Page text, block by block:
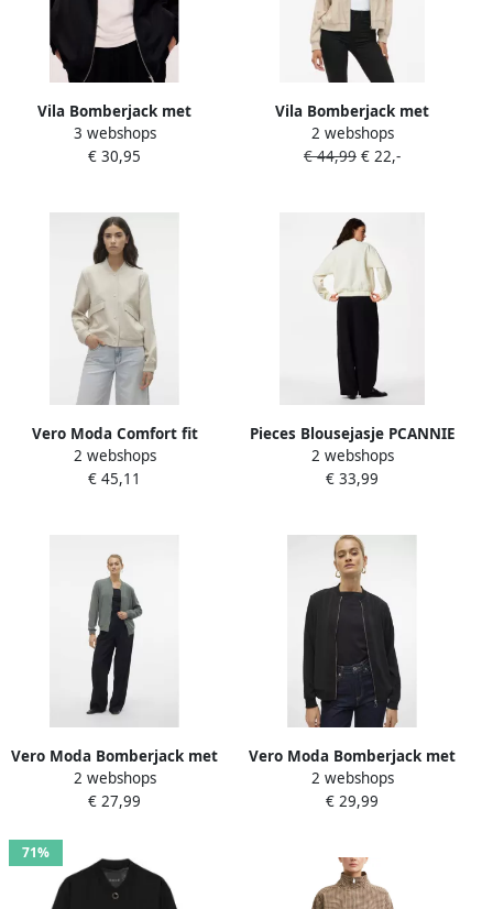
Vila Bomberjack met
opstaande kraag model
'PAPAYA'
3 webshops
€ 30,95
Vila Bomberjack met
opstaande kraag model
'PAPAYA'
2 webshops
€ 44,99 € 22,-
Vero Moda Comfort fit
bomberjack met viscose
model 'AMALA'
2 webshops
€ 45,11
Pieces Blousejasje PCANNIE
BOMBER NOOS BC
2 webshops
€ 33,99
Vero Moda Bomberjack met
steekzakken opzij model
'COCO'
2 webshops
€ 27,99
Vero Moda Bomberjack met
steekzakken opzij model
'COCO'
2 webshops
€ 29,99
71%